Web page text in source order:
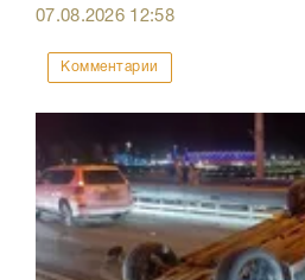
07.08.2026 12:58
Комментарии